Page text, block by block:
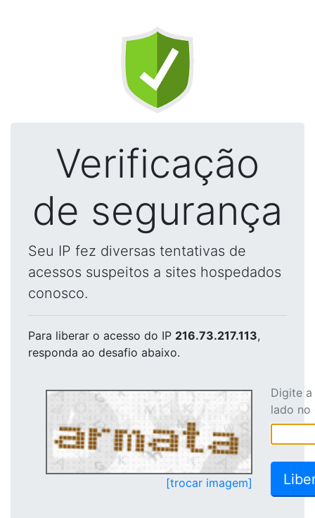
Verificação
de segurança
Seu IP fez diversas tentativas de
acessos suspeitos a sites hospedados
conosco.
Para liberar o acesso do IP 216.73.217.113,
responda ao desafio abaixo.
[trocar imagem]
Digite
lado no